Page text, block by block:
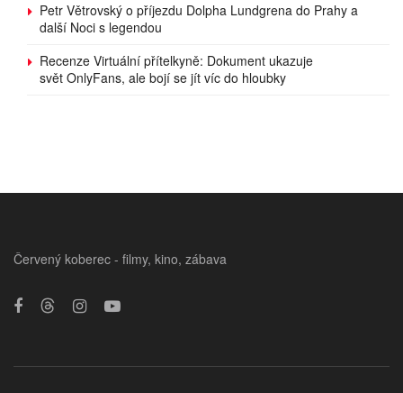
Petr Větrovský o příjezdu Dolpha Lundgrena do Prahy a
další Noci s legendou
Recenze Virtuální přítelkyně: Dokument ukazuje
svět OnlyFans, ale bojí se jít víc do hloubky
Červený koberec - filmy, kino, zábava